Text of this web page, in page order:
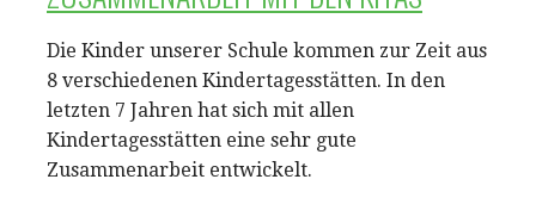
Die Kinder unserer Schule kommen zur Zeit aus
8 verschiedenen Kindertagesstätten. In den
letzten 7 Jahren hat sich mit allen
Kindertagesstätten eine sehr gute
Zusammenarbeit entwickelt.